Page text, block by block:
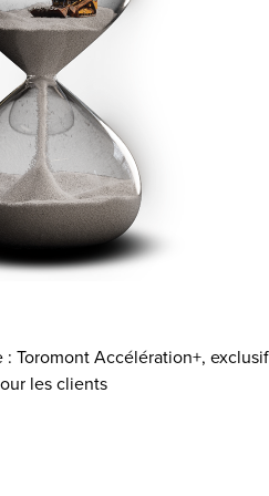
Toromont Accélération+, exclusif
les clients